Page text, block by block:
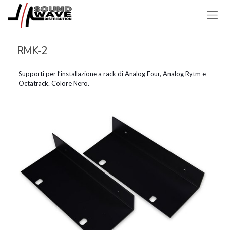
RMK-2
Supporti per l’installazione a rack di Analog Four, Analog Rytm e
Octatrack. Colore Nero.